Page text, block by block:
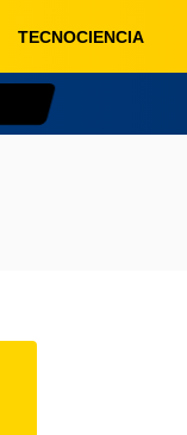
TECNOCIENCIA